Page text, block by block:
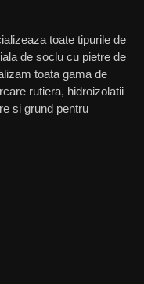
toate tipurile de
de soclu cu pietre de
toata gama de
rutiera, hidroizolatii
si grund pentru